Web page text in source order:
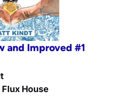
and Improved #1
Flux House